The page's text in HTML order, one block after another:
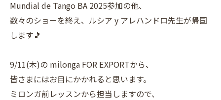
Mundial de Tango BA 2025参加の他、
数々のショーを終え、ルシア y アレハンドロ先生が帰国
します🎵
9/11(木)の milonga FOR EXPORTから、
皆さまにはお目にかかれると思います。
ミロンガ前レッスンから担当しますので、